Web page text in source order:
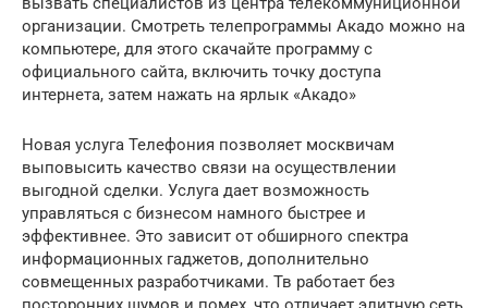
организации. Смотреть телепрограммы Акадо можно на
компьютере, для этого скачайте программу с
официального сайта, включить точку доступа
интернета, затем нажать на ярлык «Акадо»
Новая услуга Телефония позволяет москвичам
выповысить качество связи на осуществлении
выгодной сделки. Услуга дает возможность
управляться с бизнесом намного быстрее и
эффективнее. Это зависит от обширного спектра
информационных гаджетов, дополнительно
совмещенных разработчиками. Тв работает без